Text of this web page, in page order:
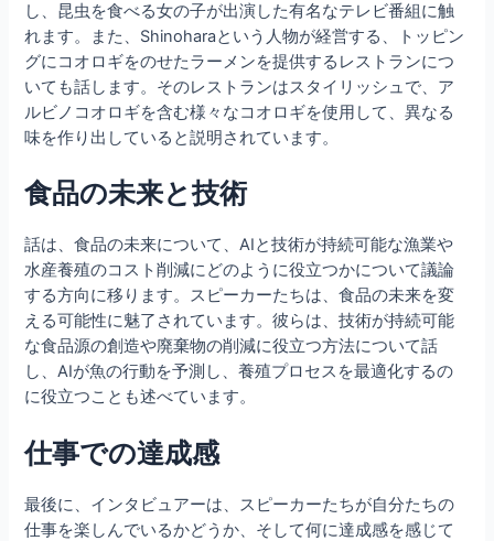
し、昆虫を食べる女の子が出演した有名なテレビ番組に触
れます。また、Shinoharaという人物が経営する、トッピン
グにコオロギをのせたラーメンを提供するレストランにつ
いても話します。そのレストランはスタイリッシュで、ア
ルビノコオロギを含む様々なコオロギを使用して、異なる
味を作り出していると説明されています。
食品の未来と技術
話は、食品の未来について、AIと技術が持続可能な漁業や
水産養殖のコスト削減にどのように役立つかについて議論
する方向に移ります。スピーカーたちは、食品の未来を変
える可能性に魅了されています。彼らは、技術が持続可能
な食品源の創造や廃棄物の削減に役立つ方法について話
し、AIが魚の行動を予測し、養殖プロセスを最適化するの
に役立つことも述べています。
仕事での達成感
最後に、インタビュアーは、スピーカーたちが自分たちの
仕事を楽しんでいるかどうか、そして何に達成感を感じて